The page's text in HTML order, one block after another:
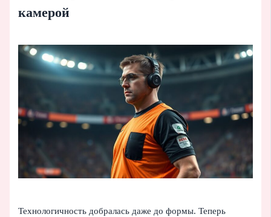
камерой
Технологичность добралась даже до формы. Теперь